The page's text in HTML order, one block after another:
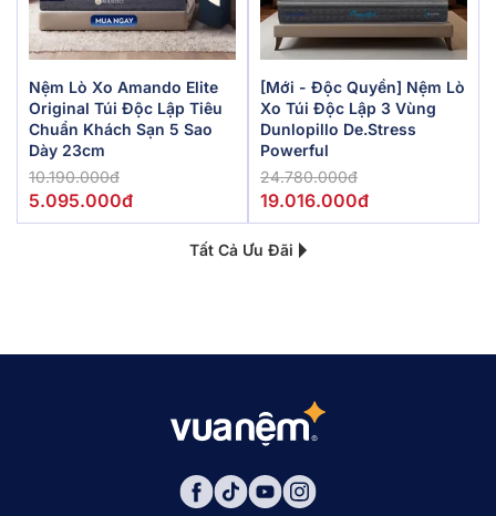
Nệm Lò Xo Amando Elite
Original Túi Độc Lập Tiêu
Chuẩn Khách Sạn 5 Sao
Dày 23cm
10.190.000đ
5.095.000đ
[Mới - Độc Quyền] Nệm Lò
Xo Túi Độc Lập 3 Vùng
Dunlopillo De.Stress
Powerful
24.780.000đ
19.016.000đ
Tất Cả Ưu Đãi